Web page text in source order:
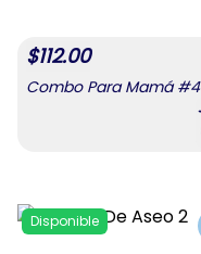
$112.00
Combo Para Mamá #4
Disponible